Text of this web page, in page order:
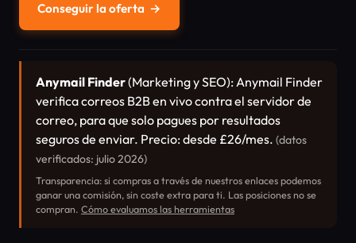
Conseguir la oferta →
Anymail Finder(Marketing y SEO): Anymail Finder
verifica correos B2B en vivo contra el servidor de
correo, para que solo pagues por resultados
seguros de enviar. Precio: desde £26/mes. (datos
verificados: julio 2026)
Transparencia: si compras a través de nuestros enlaces podemos
ganar una comisión, sin coste extra para ti. Las posiciones no se
compran. Cómo evaluamos las herramientas